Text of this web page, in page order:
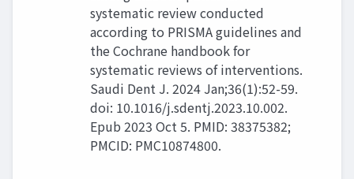
systematic review conducted
according to PRISMA guidelines and
the Cochrane handbook for
systematic reviews of interventions.
Saudi Dent J. 2024 Jan;36(1):52-59.
doi: 10.1016/j.sdentj.2023.10.002.
Epub 2023 Oct 5. PMID: 38375382;
PMCID: PMC10874800.